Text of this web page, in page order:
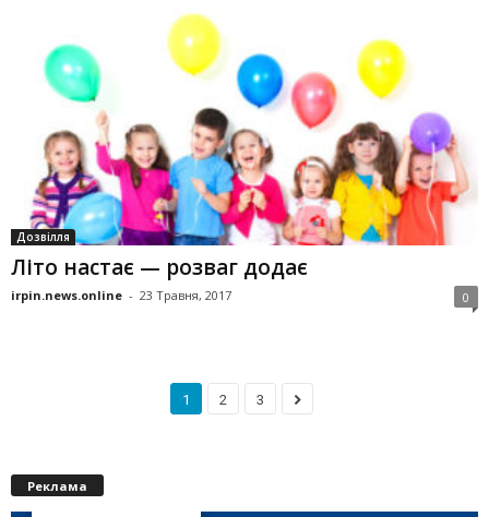
Дозвілля
Літо настає — розваг додає
irpin.news.online - 23 Травня, 2017 0
1 2 3
Реклама